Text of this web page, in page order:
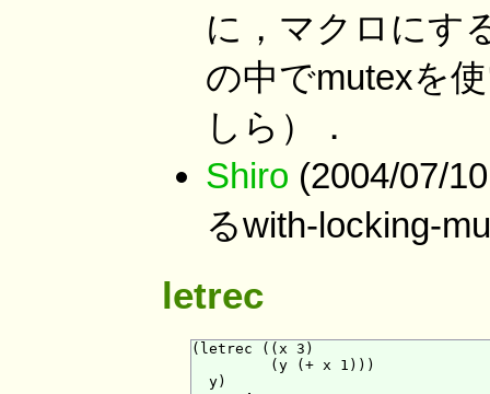
に，マクロにす
の中でmutexを
しら）．
Shiro (2004/07/
るwith-locking-
letrec
(letrec ((x 3)
         (y (+ x 1)))
  y)